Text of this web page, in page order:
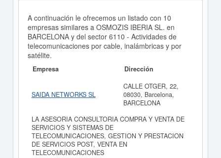
A continuación le ofrecemos un listado con 10
empresas similares a OSMOZIS IBERIA SL. en
BARCELONA y del sector 6110 - Actividades de
telecomunicaciones por cable, inalámbricas y por
satélite.
Empresa Dirección
SAIDA NETWORKS SL
CALLE OTGER, 22,
08030, Barcelona,
BARCELONA
LA ASESORIA CONSULTORIA COMPRA Y VENTA DE
SERVICIOS Y SISTEMAS DE
TELECOMUNICACIONES, GESTION Y PRESTACION
DE SERVICIOS POST, VENTA EN
TELECOMUNICACIONES